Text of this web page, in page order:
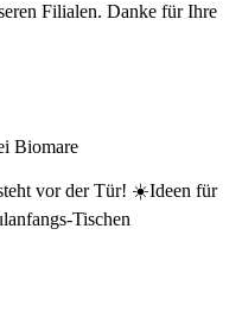
Filialen. Danke für Ihre
vor der Tür! ☀️Ideen für
Tischen